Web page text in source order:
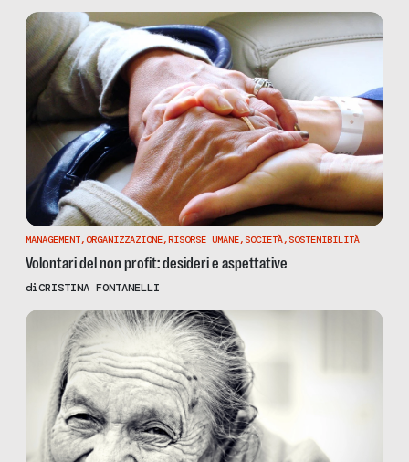
MANAGEMENT,ORGANIZZAZIONE,RISORSE UMANE, SOCIETÀ, SOSTENIBILITÀ
Volontari del non profit: desideri e aspettative
diCRISTINA FONTANELLI